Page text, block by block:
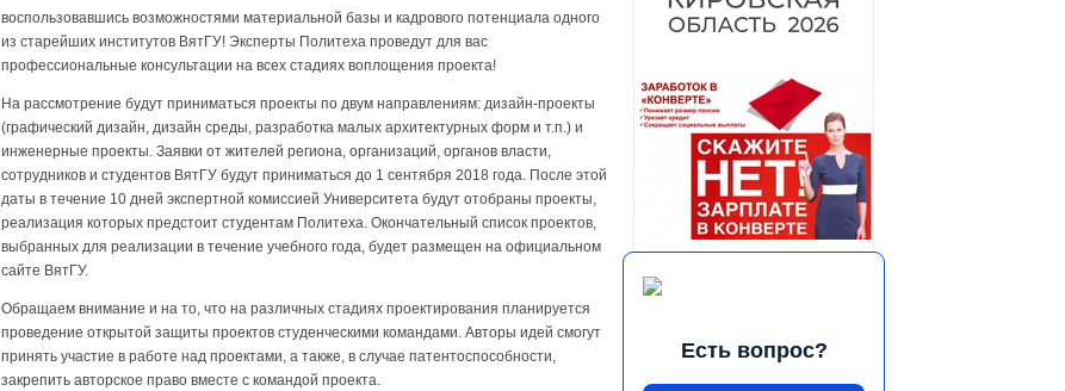
воспользовавшись возможностями материальной базы и кадрового потенциала одного
из старейших институтов ВятГУ! Эксперты Политеха проведут для вас
профессиональные консультации на всех стадиях воплощения проекта!
На рассмотрение будут приниматься проекты по двум направлениям: дизайн-проекты
(графический дизайн, дизайн среды, разработка малых архитектурных форм и т.п.) и
инженерные проекты. Заявки от жителей региона, организаций, органов власти,
сотрудников и студентов ВятГУ будут приниматься до 1 сентября 2018 года. После этой
даты в течение 10 дней экспертной комиссией Университета будут отобраны проекты,
реализация которых предстоит студентам Политеха. Окончательный список проектов,
выбранных для реализации в течение учебного года, будет размещен на официальном
сайте ВятГУ.
Обращаем внимание и на то, что на различных стадиях проектирования планируется
проведение открытой защиты проектов студенческими командами. Авторы идей смогут
принять участие в работе над проектами, а также, в случае патентоспособности,
закрепить авторское право вместе с командой проекта.
Есть вопрос?